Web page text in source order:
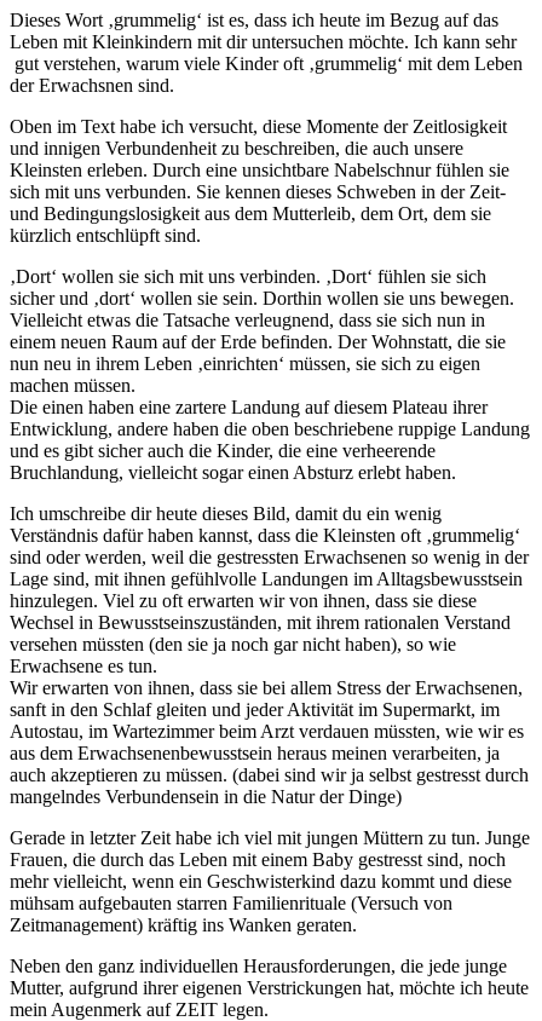
Dieses Wort ‚grummelig‘ ist es, dass ich heute im Bezug auf das
Leben mit Kleinkindern mit dir untersuchen möchte. Ich kann sehr
gut verstehen, warum viele Kinder oft ‚grummelig‘ mit dem Leben
der Erwachsnen sind.
Oben im Text habe ich versucht, diese Momente der Zeitlosigkeit
und innigen Verbundenheit zu beschreiben, die auch unsere
Kleinsten erleben. Durch eine unsichtbare Nabelschnur fühlen sie
sich mit uns verbunden. Sie kennen dieses Schweben in der Zeit-
und Bedingungslosigkeit aus dem Mutterleib, dem Ort, dem sie
kürzlich entschlüpft sind.
‚Dort‘ wollen sie sich mit uns verbinden. ‚Dort‘ fühlen sie sich
sicher und ‚dort‘ wollen sie sein. Dorthin wollen sie uns bewegen.
Vielleicht etwas die Tatsache verleugnend, dass sie sich nun in
einem neuen Raum auf der Erde befinden. Der Wohnstatt, die sie
nun neu in ihrem Leben ‚einrichten‘ müssen, sie sich zu eigen
machen müssen.
Die einen haben eine zartere Landung auf diesem Plateau ihrer
Entwicklung, andere haben die oben beschriebene ruppige Landung
und es gibt sicher auch die Kinder, die eine verheerende
Bruchlandung, vielleicht sogar einen Absturz erlebt haben.
Ich umschreibe dir heute dieses Bild, damit du ein wenig
Verständnis dafür haben kannst, dass die Kleinsten oft ‚grummelig‘
sind oder werden, weil die gestressten Erwachsenen so wenig in der
Lage sind, mit ihnen gefühlvolle Landungen im Alltagsbewusstsein
hinzulegen. Viel zu oft erwarten wir von ihnen, dass sie diese
Wechsel in Bewusstseinszuständen, mit ihrem rationalen Verstand
versehen müssten (den sie ja noch gar nicht haben), so wie
Erwachsene es tun.
Wir erwarten von ihnen, dass sie bei allem Stress der Erwachsenen,
sanft in den Schlaf gleiten und jeder Aktivität im Supermarkt, im
Autostau, im Wartezimmer beim Arzt verdauen müssten, wie wir es
aus dem Erwachsenenbewusstsein heraus meinen verarbeiten, ja
auch akzeptieren zu müssen. (dabei sind wir ja selbst gestresst durch
mangelndes Verbundensein in die Natur der Dinge)
Gerade in letzter Zeit habe ich viel mit jungen Müttern zu tun. Junge
Frauen, die durch das Leben mit einem Baby gestresst sind, noch
mehr vielleicht, wenn ein Geschwisterkind dazu kommt und diese
mühsam aufgebauten starren Familienrituale (Versuch von
Zeitmanagement) kräftig ins Wanken geraten.
Neben den ganz individuellen Herausforderungen, die jede junge
Mutter, aufgrund ihrer eigenen Verstrickungen hat, möchte ich heute
mein Augenmerk auf ZEIT legen.